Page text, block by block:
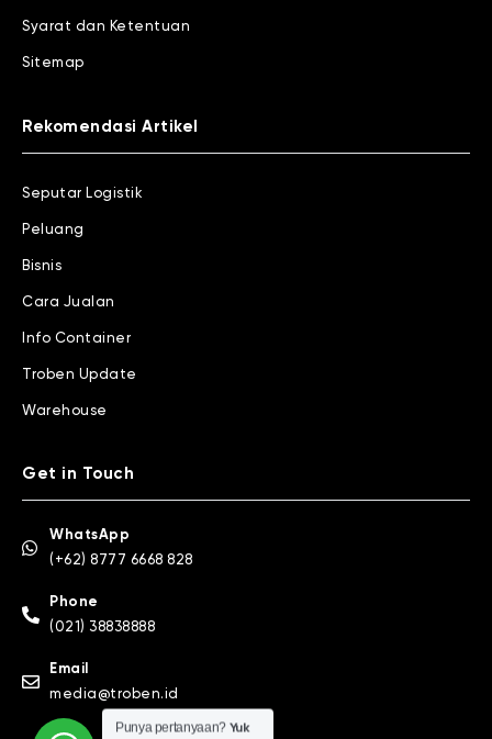
Syarat dan Ketentuan
Sitemap
Rekomendasi Artikel
Seputar Logistik
Peluang
Bisnis
Cara Jualan
Info Container
Troben Update
Warehouse
Get in Touch
WhatsApp
(+62) 8777 6668 828
Phone
(021) 38838888
Email
media@troben.id
Punya pertanyaan? Yuk